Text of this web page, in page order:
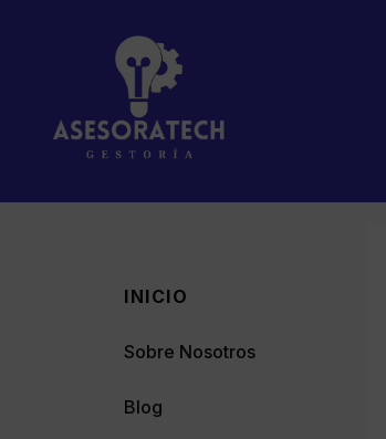
INICIO
Sobre Nosotros
Blog